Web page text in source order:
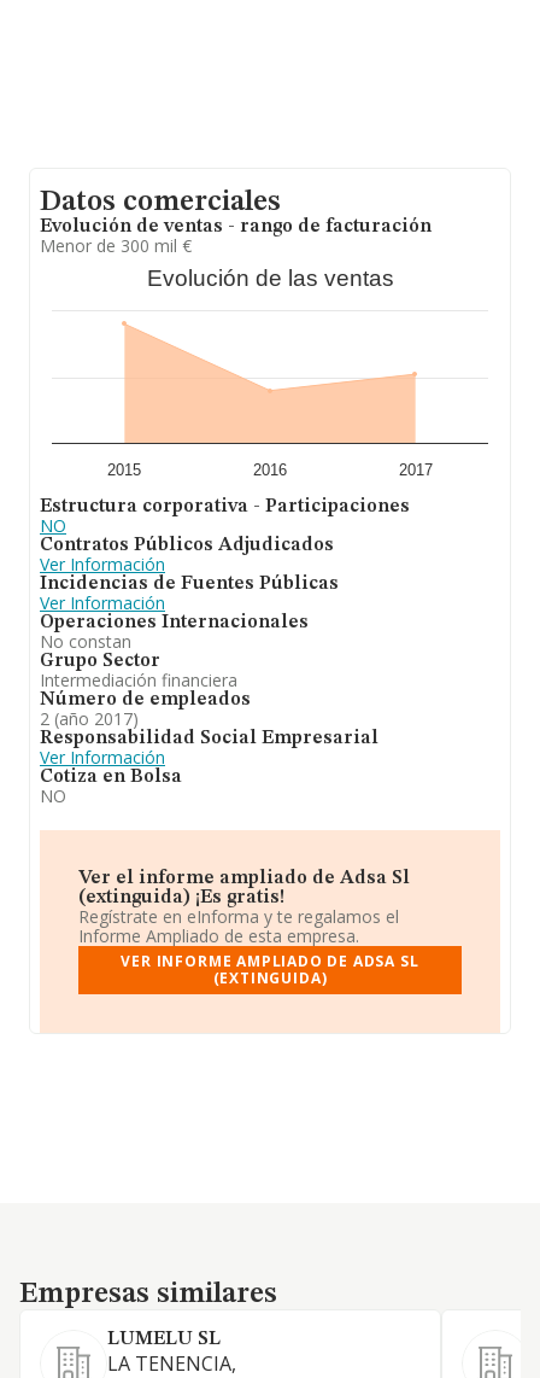
Datos comerciales
Evolución de ventas - rango de facturación
Menor de 300 mil €
Evolución de las ventas
2015 2016 2017
Estructura corporativa - Participaciones
NO
Contratos Públicos Adjudicados
Ver Información
Incidencias de Fuentes Públicas
Ver Información
Operaciones Internacionales
No constan
Grupo Sector
Intermediación financiera
Número de empleados
2 (año 2017)
Responsabilidad Social Empresarial
Ver Información
Cotiza en Bolsa
NO
Ver el informe ampliado de Adsa Sl
(extinguida) ¡Es gratis!
Regístrate en eInforma y te regalamos el
Informe Ampliado de esta empresa.
VER INFORME AMPLIADO DE ADSA SL
(EXTINGUIDA)
Empresas similares
Empresas similares
LUMELU SL
LA TENENCIA,